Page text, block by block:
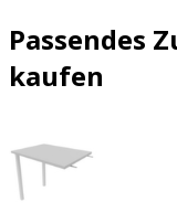
Passendes
kaufen